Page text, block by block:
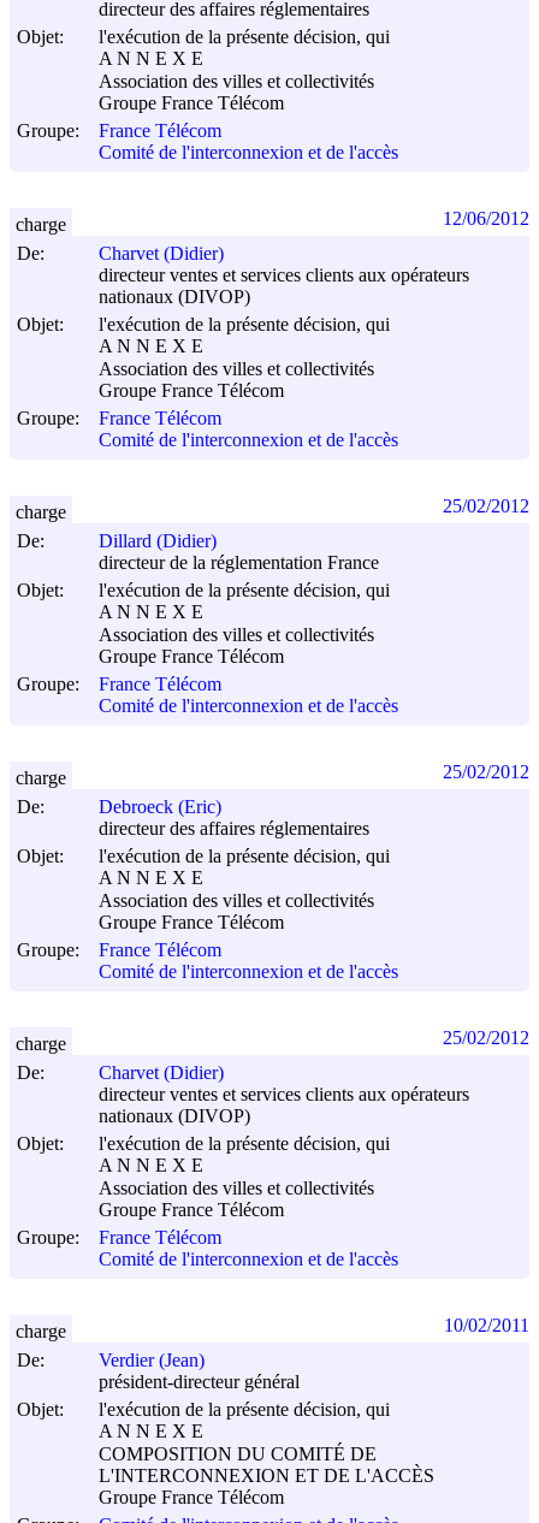
directeur des affaires réglementaires
Objet:
l'exécution de la présente décision, qui
A N N E X E
Association des villes et collectivités
Groupe France Télécom
Groupe:
France Télécom
Comité de l'interconnexion et de l'accès
De:
Charvet (Didier)
directeur ventes et services clients aux opérateurs
nationaux (DIVOP)
Objet:
l'exécution de la présente décision, qui
A N N E X E
Association des villes et collectivités
Groupe France Télécom
Groupe:
France Télécom
Comité de l'interconnexion et de l'accès
charge 12/06/2012
De:
Dillard (Didier)
directeur de la réglementation France
Objet:
l'exécution de la présente décision, qui
A N N E X E
Association des villes et collectivités
Groupe France Télécom
Groupe:
France Télécom
Comité de l'interconnexion et de l'accès
charge 25/02/2012
De:
Debroeck (Eric)
directeur des affaires réglementaires
Objet:
l'exécution de la présente décision, qui
A N N E X E
Association des villes et collectivités
Groupe France Télécom
Groupe:
France Télécom
Comité de l'interconnexion et de l'accès
charge 25/02/2012
De:
Charvet (Didier)
directeur ventes et services clients aux opérateurs
nationaux (DIVOP)
Objet:
l'exécution de la présente décision, qui
A N N E X E
Association des villes et collectivités
Groupe France Télécom
Groupe:
France Télécom
Comité de l'interconnexion et de l'accès
charge 25/02/2012
De:
Verdier (Jean)
président-directeur général
Objet:
l'exécution de la présente décision, qui
A N N E X E
COMPOSITION DU COMITÉ DE
L'INTERCONNEXION ET DE L'ACCÈS
Groupe France Télécom
charge 10/02/2011